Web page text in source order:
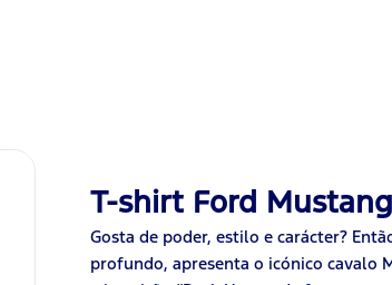
T-shirt Ford
Gosta de poder, estilo e carácter?
profundo, apresenta o icónico cavalo